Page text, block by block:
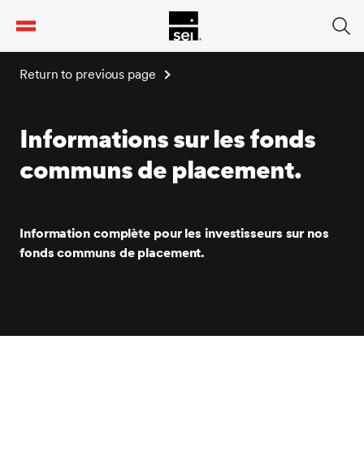
Return to previous page
Informations sur les fonds
communs de placement.
Information complète pour les investisseurs sur nos
fonds communs de placement.